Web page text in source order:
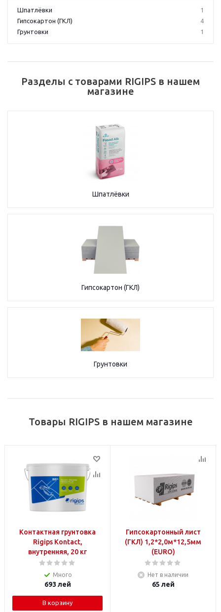
Шпатлёвки
1
Гипсокартон (ГКЛ)
4
Грунтовки
1
Разделы с товарами RIGIPS в нашем
магазине
Шпатлёвки
Гипсокартон (ГКЛ)
Грунтовки
Товары RIGIPS в нашем магазине
Контактная грунтовка
Rigips Kontact,
внутренняя, 20 кг
Много
693 лей
В корзину
Гипсокартонный лист
(ГКЛ) 1,2*2,0м*12,5мм
(EURO)
Нет в наличии
65 лей